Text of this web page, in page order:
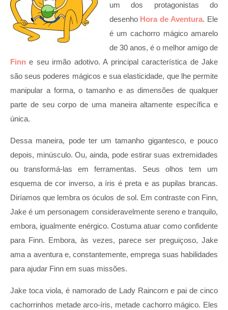
um dos protagonistas do
desenho Hora de Aventura. Ele
é um cachorro mágico amarelo
de 30 anos, é o melhor amigo de
Finn e seu irmão adotivo. A principal característica de Jake
são seus poderes mágicos e sua elasticidade, que lhe permite
manipular a forma, o tamanho e as dimensões de qualquer
parte de seu corpo de uma maneira altamente específica e
única.
Dessa maneira, pode ter um tamanho gigantesco, e pouco
depois, minúsculo. Ou, ainda, pode estirar suas extremidades
ou transformá-las em ferramentas. Seus olhos tem um
esquema de cor inverso, a íris é preta e as pupilas brancas.
Diríamos que lembra os óculos de sol. Em contraste con Finn,
Jake é um personagem consideravelmente sereno e tranquilo,
embora, igualmente enérgico. Costuma atuar como confidente
para Finn. Embora, às vezes, parece ser preguiçoso, Jake
ama a aventura e, constantemente, emprega suas habilidades
para ajudar Finn em suas missões.
Jake toca viola, é namorado de Lady Raincorn e pai de cinco
cachorrinhos metade arco-íris, metade cachorro mágico. Eles